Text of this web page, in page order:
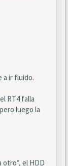
a ir fluido.
RT4 falla
luego la
otro”, el HDD